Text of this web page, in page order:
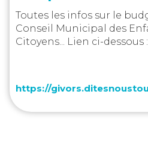
Toutes les infos sur le
Conseil Municipal des
Citoyens... Lien ci-dessous :
https://